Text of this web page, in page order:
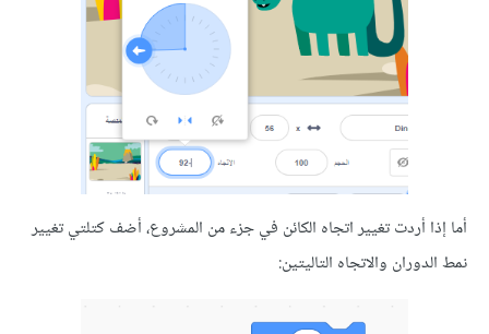
أردت تغيير اتجاه الكائن في جزء من المشروع، أضف كتلتي تغيير
والاتجاه التاليتين: